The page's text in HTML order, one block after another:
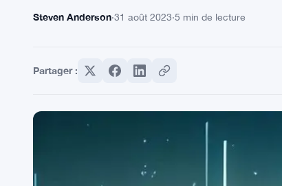
Steven Anderson·31 août 2023·5 min de lecture
Partager :